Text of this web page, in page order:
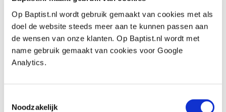
Op Baptist.nl wordt gebruik gemaakt van cookies met als
doel de website steeds meer aan te kunnen passen aan
de wensen van onze klanten. Op Baptist.nl wordt met
name gebruik gemaakt van cookies voor Google
Analytics.
Noodzakelijk
€ 37,90 incl. VAT
€ 31,32 excl. VAT
In stock
Compare
Tayg toolbox 34-1B